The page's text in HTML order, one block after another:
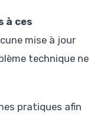
à ces
mise à jour
technique ne
pratiques afin